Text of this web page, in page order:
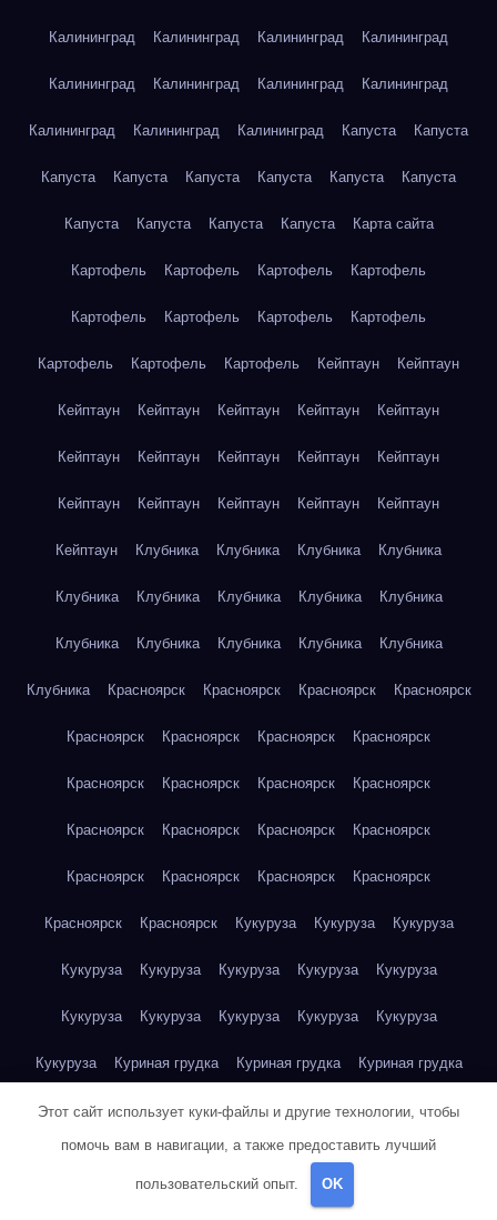
Калининград Калининград Калининград Калининград
Калининград Калининград Калининград Калининград
Калининград Калининград Калининград Капуста Капуста
Капуста Капуста Капуста Капуста Капуста Капуста
Капуста Капуста Капуста Капуста Карта сайта
Картофель Картофель Картофель Картофель
Картофель Картофель Картофель Картофель
Картофель Картофель Картофель Кейптаун Кейптаун
Кейптаун Кейптаун Кейптаун Кейптаун Кейптаун
Кейптаун Кейптаун Кейптаун Кейптаун Кейптаун
Кейптаун Кейптаун Кейптаун Кейптаун Кейптаун
Кейптаун Клубника Клубника Клубника Клубника
Клубника Клубника Клубника Клубника Клубника
Клубника Клубника Клубника Клубника Клубника
Клубника Красноярск Красноярск Красноярск Красноярск
Красноярск Красноярск Красноярск Красноярск
Красноярск Красноярск Красноярск Красноярск
Красноярск Красноярск Красноярск Красноярск
Красноярск Красноярск Красноярск Красноярск
Красноярск Красноярск Кукуруза Кукуруза Кукуруза
Кукуруза Кукуруза Кукуруза Кукуруза Кукуруза
Кукуруза Кукуруза Кукуруза Кукуруза Кукуруза
Кукуруза Куриная грудка Куриная грудка Куриная грудка
Куриная грудка Куриная грудка Куриная грудка
Куриная грудка Куриная грудка
Куриная грудка
Этот сайт использует куки-файлы и другие технологии, чтобы
помочь вам в навигации, а также предоставить лучший
пользовательский опыт. OK